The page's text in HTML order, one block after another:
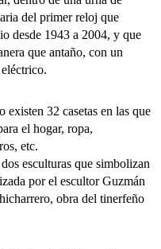
del primer reloj que
desde 1943 a 2004, y que
que antaño, con un
32 casetas en las que
el hogar, ropa,
etc.
esculturas que simbolizan
por el escultor Guzmán
obra del tinerfeño